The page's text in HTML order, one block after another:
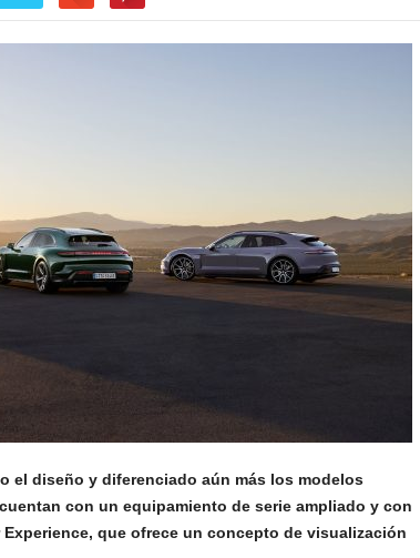
el diseño y diferenciado aún más los modelos
con un equipamiento de serie ampliado y con
que ofrece un concepto de visualización